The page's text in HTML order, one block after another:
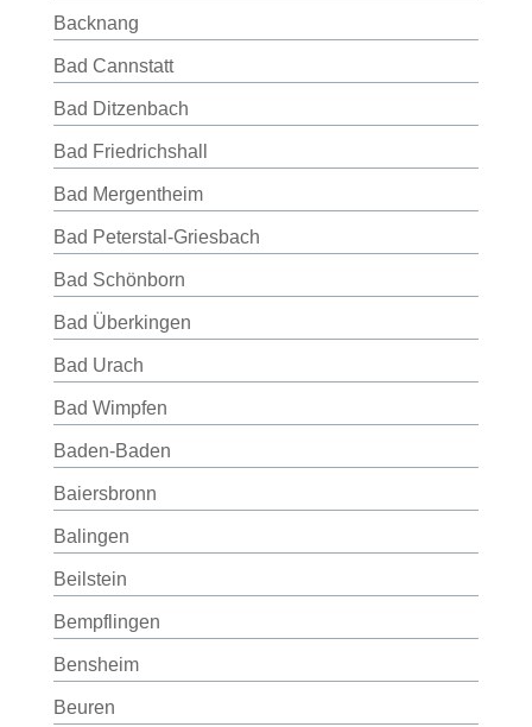
Backnang
Bad Cannstatt
Bad Ditzenbach
Bad Friedrichshall
Bad Mergentheim
Bad Peterstal-Griesbach
Bad Schönborn
Bad Überkingen
Bad Urach
Bad Wimpfen
Baden-Baden
Baiersbronn
Balingen
Beilstein
Bempflingen
Bensheim
Beuren